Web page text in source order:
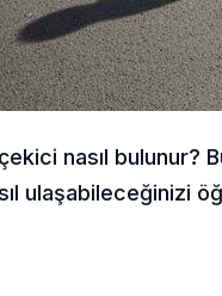
nasıl bulunur?
ulaşabileceğinizi